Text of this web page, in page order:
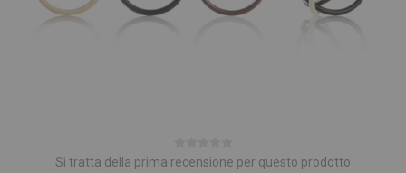
Si tratta della prima recensione per questo prodotto